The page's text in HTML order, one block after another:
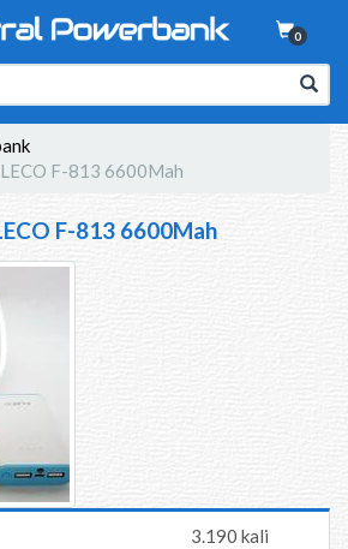
0
F-813 6600Mah
F-813 6600Mah
3.190 kali